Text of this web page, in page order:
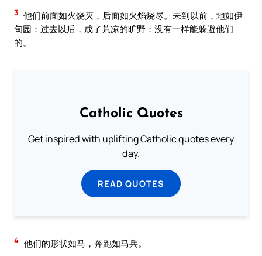
3 他们前面如火烧灭，后面如火焰烧尽。未到以前，地如伊
甸园；过去以后，成了荒凉的旷野；没有一样能躲避他们
的。
Catholic Quotes
Get inspired with uplifting Catholic quotes every
day.
READ QUOTES
4 他们的形状如马，奔跑如马兵。